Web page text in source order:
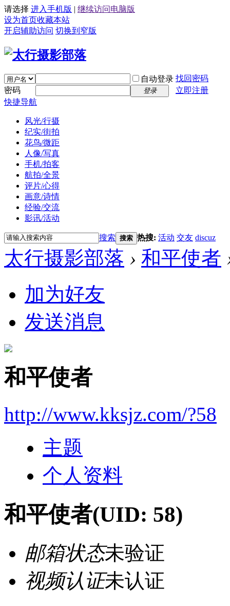
请选择 进入手机版 | 继续访问电脑版
设为首页收藏本站
开启辅助访问 切换到窄版
自动登录 找回密码
密码
登录
立即注册
快捷导航
风光/行摄
纪实/街拍
花鸟/微距
人像/写真
手机/拍客
航拍/全景
评片/心得
画意/诗情
经验/交流
影讯/活动
搜索 搜索 热搜: 活动 交友 discuz
太行摄影部落 › 和平使者
加为好友
发送消息
和平使者
http://www.kksjz.com/?58
主题
个人资料
和平使者(UID: 58)
邮箱状态未验证
视频认证未认证